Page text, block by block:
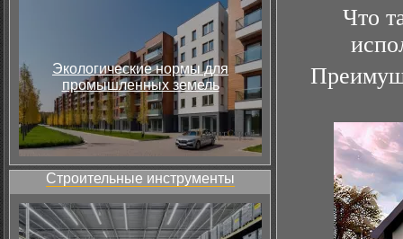
Экологические нормы для
промышленных земель
Строительные инструменты
Что